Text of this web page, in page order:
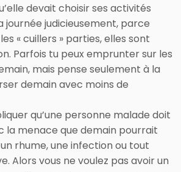
devait choisir ses activités
journée judicieusement, parce
« cuillers » parties, elles sont
Parfois tu peux emprunter sur les
mais pense seulement à la
demain avec moins de
qu’une personne malade doit
la menace que demain pourrait
rhume, une infection ou tout
Alors vous ne voulez pas avoir un